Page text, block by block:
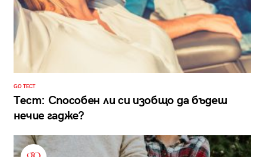
GO ТЕСТ
Тест: Способен ли си изобщо да бъдеш
нечие гадже?